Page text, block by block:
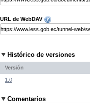
URL de WebDAV
Histórico de versiones
Versión
1.0
Comentarios